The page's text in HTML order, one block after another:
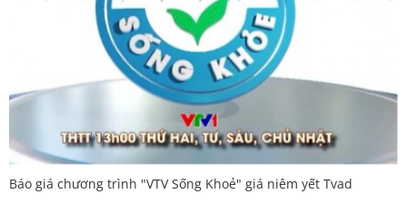
Báo giá chương trình "VTV Sống Khoẻ" giá niêm yết Tvad